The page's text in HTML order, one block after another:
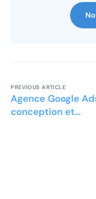
PREVIOUS ARTICLE
Agence Google
conception et